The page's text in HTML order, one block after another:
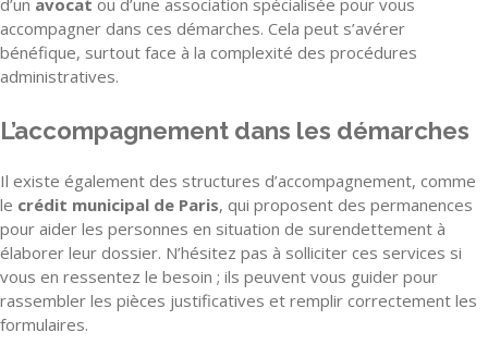
d’un avocat ou d’une association spécialisée pour vous
accompagner dans ces démarches. Cela peut s’avérer
bénéfique, surtout face à la complexité des procédures
administratives.
L’accompagnement dans les démarches
Il existe également des structures d’accompagnement, comme
le crédit municipal de Paris, qui proposent des permanences
pour aider les personnes en situation de surendettement à
élaborer leur dossier. N’hésitez pas à solliciter ces services si
vous en ressentez le besoin ; ils peuvent vous guider pour
rassembler les pièces justificatives et remplir correctement les
formulaires.